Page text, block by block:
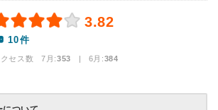
3.82
10件
クセス数 7月:353 | 6月:384